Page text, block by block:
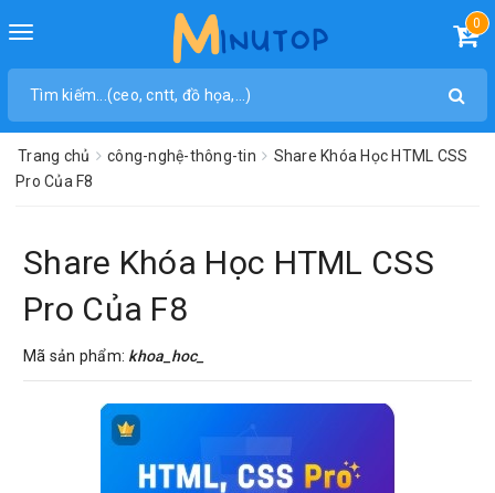
Toggle
0
Trang chủ công-nghệ-thông-tin
Share Khóa Học HTML CSS
Pro Của F8
Share Khóa Học HTML CSS
Pro Của F8
Mã sản phẩm: khoa_hoc_